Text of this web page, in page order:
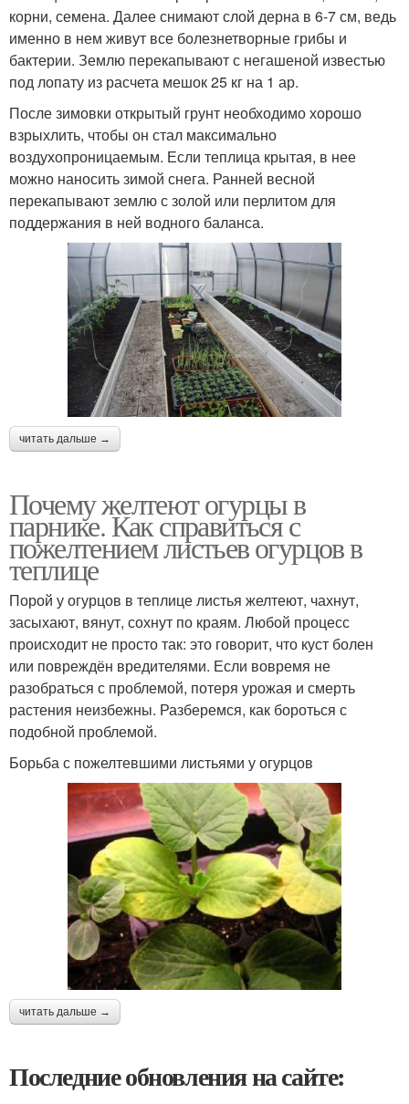
корни, семена. Далее снимают слой дерна в 6-7 см, ведь
именно в нем живут все болезнетворные грибы и
бактерии. Землю перекапывают с негашеной известью
под лопату из расчета мешок 25 кг на 1 ар.
После зимовки открытый грунт необходимо хорошо
взрыхлить, чтобы он стал максимально
воздухопроницаемым. Если теплица крытая, в нее
можно наносить зимой снега. Ранней весной
перекапывают землю с золой или перлитом для
поддержания в ней водного баланса.
читать дальше →
Почему желтеют огурцы в
парнике. Как справиться с
пожелтением листьев огурцов в
теплице
Порой у огурцов в теплице листья желтеют, чахнут,
засыхают, вянут, сохнут по краям. Любой процесс
происходит не просто так: это говорит, что куст болен
или повреждён вредителями. Если вовремя не
разобраться с проблемой, потеря урожая и смерть
растения неизбежны. Разберемся, как бороться с
подобной проблемой.
Борьба с пожелтевшими листьями у огурцов
читать дальше →
Последние обновления на сайте: